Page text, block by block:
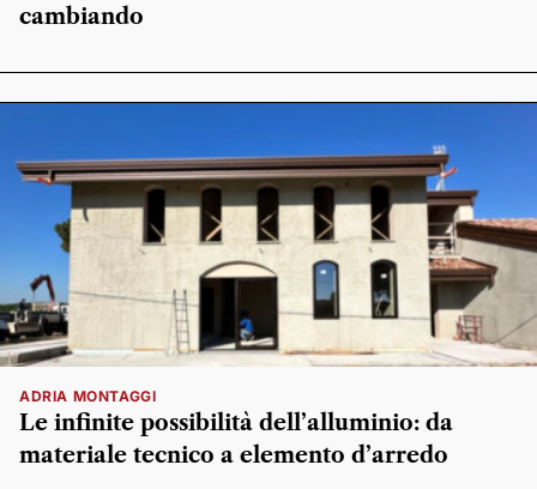
cambiando
ADRIA MONTAGGI
Le infinite possibilità dell’alluminio: da
materiale tecnico a elemento d’arredo